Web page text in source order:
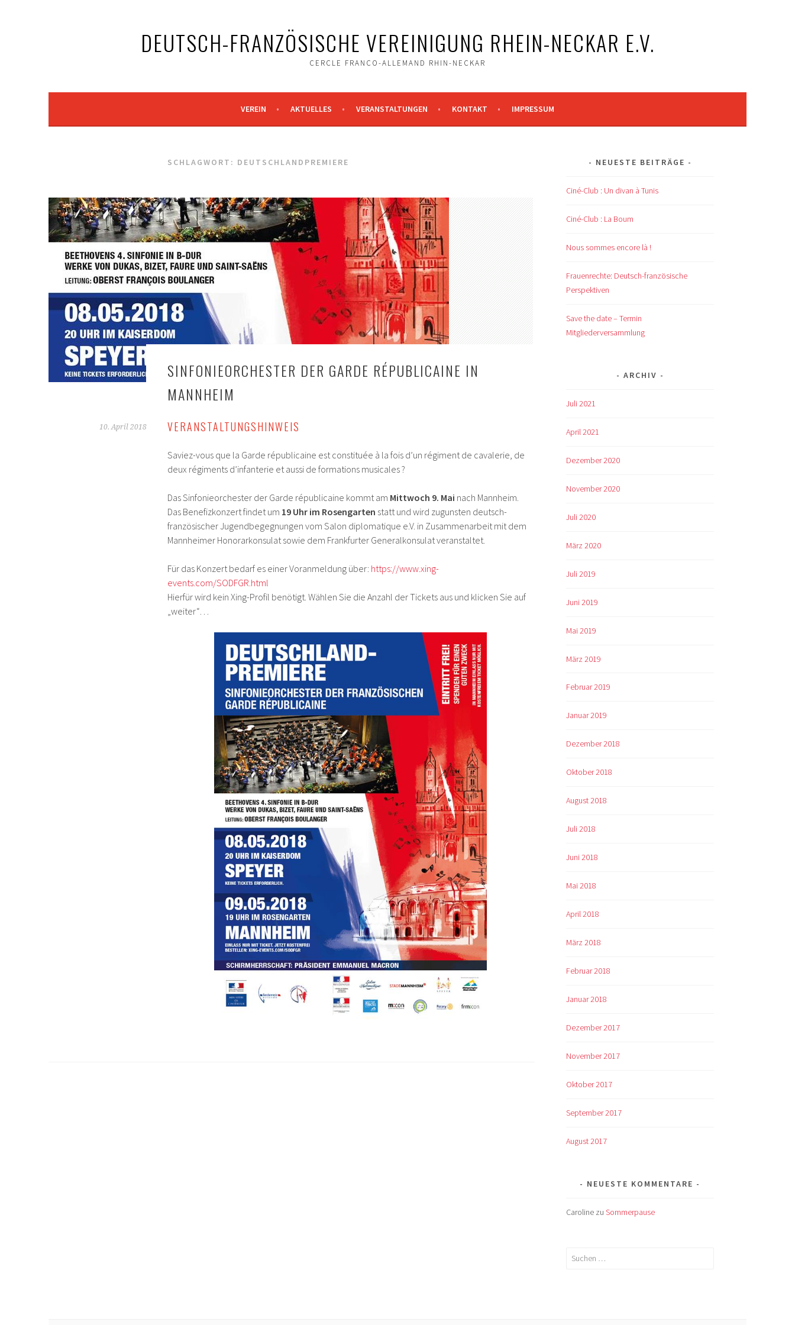
DEUTSCH-FRANZÖSISCHE VEREINIGUNG RHEIN-NECKAR E.V.
CERCLE FRANCO-ALLEMAND RHIN-NECKAR
VEREIN AKTUELLES VERANSTALTUNGEN KONTAKT IMPRESSUM
SCHLAGWORT: DEUTSCHLANDPREMIERE
SINFONIEORCHESTER DER GARDE RÉPUBLICAINE IN
MANNHEIM
10. April 2018 VERANSTALTUNGSHINWEIS
Saviez-vous que la Garde républicaine est constituée à la fois d’un régiment de cavalerie, de
deux régiments d’infanterie et aussi de formations musicales ?
Das Sinfonieorchester der Garde républicaine kommt am Mittwoch 9. Mai nach Mannheim.
Das Benefizkonzert findet um 19 Uhr im Rosengarten statt und wird zugunsten deutsch-
französischer Jugendbegegnungen vom Salon diplomatique e.V. in Zusammenarbeit mit dem
Mannheimer Honorarkonsulat sowie dem Frankfurter Generalkonsulat veranstaltet.
Für das Konzert bedarf es einer Voranmeldung über: https://www.xing-
events.com/SODFGR.html
Hierfür wird kein Xing-Profil benötigt. Wählen Sie die Anzahl der Tickets aus und klicken Sie auf
„weiter“…
NEUESTE BEITRÄGE
Ciné-Club : Un divan à Tunis
Ciné-Club : La Boum
Nous sommes encore là !
Frauenrechte: Deutsch-französische
Perspektiven
Save the date – Termin
Mitgliederversammlung
ARCHIV
Juli 2021
April 2021
Dezember 2020
November 2020
Juli 2020
März 2020
Juli 2019
Juni 2019
Mai 2019
März 2019
Februar 2019
Januar 2019
Dezember 2018
Oktober 2018
August 2018
Juli 2018
Juni 2018
Mai 2018
April 2018
März 2018
Februar 2018
Januar 2018
Dezember 2017
November 2017
Oktober 2017
September 2017
August 2017
NEUESTE KOMMENTARE
Caroline zu Sommerpause
Suchen